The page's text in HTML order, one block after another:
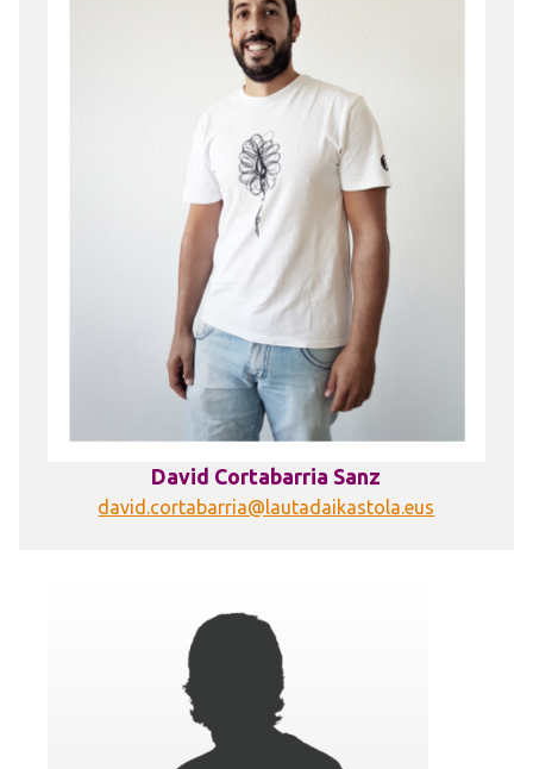
David Cortabarria Sanz
david.cortabarria@lautadaikastola.eus